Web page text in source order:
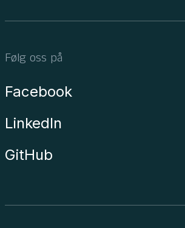
Følg oss på
Facebook
LinkedIn
GitHub